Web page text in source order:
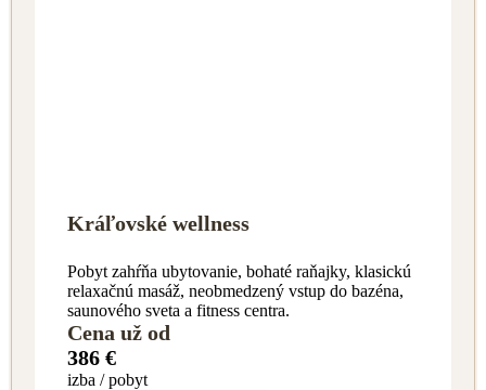
Kráľovské wellness
Pobyt zahŕňa ubytovanie, bohaté raňajky, klasickú
relaxačnú masáž, neobmedzený vstup do bazéna,
saunového sveta a fitness centra.
Cena už od
386 €
izba / pobyt